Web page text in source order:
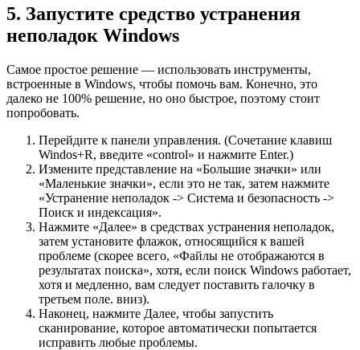
5. Запустите средство устранения
неполадок Windows
Самое простое решение — использовать инструменты,
встроенные в Windows, чтобы помочь вам. Конечно, это
далеко не 100% решение, но оно быстрое, поэтому стоит
попробовать.
Перейдите к панели управления. (Сочетание клавиш
Windos+R, введите «control» и нажмите Enter.)
Измените представление на «Большие значки» или
«Маленькие значки», если это не так, затем нажмите
«Устранение неполадок -> Система и безопасность ->
Поиск и индексация».
Нажмите «Далее» в средствах устранения неполадок,
затем установите флажок, относящийся к вашей
проблеме (скорее всего, «Файлы не отображаются в
результатах поиска», хотя, если поиск Windows работает,
хотя и медленно, вам следует поставить галочку в
третьем поле. вниз).
Наконец, нажмите Далее, чтобы запустить
сканирование, которое автоматически попытается
исправить любые проблемы.